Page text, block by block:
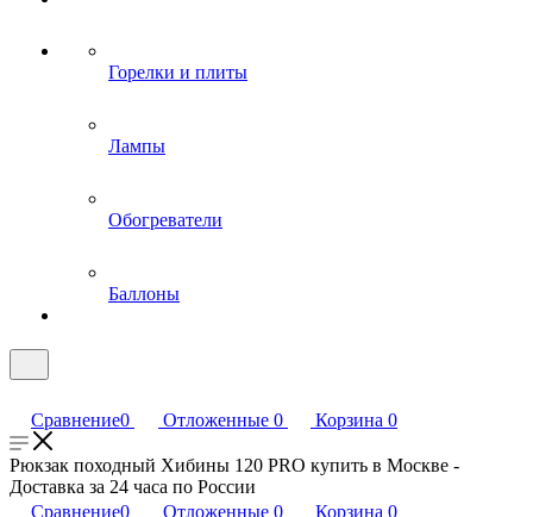
Горелки и плиты
Лампы
Обогреватели
Баллоны
Сравнение0 Отложенные 0 Корзина 0
Рюкзак походный Хибины 120 PRO купить в Москве -
Доставка за 24 часа по России
Сравнение0 Отложенные 0 Корзина 0